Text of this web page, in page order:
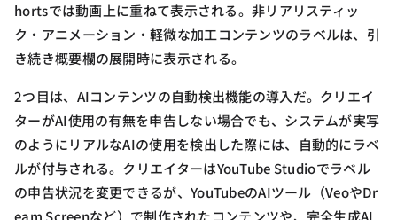
hortsでは動画上に重ねて表示される。非リアリスティッ
ク・アニメーション・軽微な加工コンテンツのラベルは、引
き続き概要欄の展開時に表示される。
2つ目は、AIコンテンツの自動検出機能の導入だ。クリエイ
ターがAI使用の有無を申告しない場合でも、システムが実写
のようにリアルなAIの使用を検出した際には、自動的にラベ
ルが付与される。クリエイターはYouTube Studioでラベル
の申告状況を変更できるが、YouTubeのAIツール（VeoやDr
eam Screenなど）で制作されたコンテンツや、完全生成AI